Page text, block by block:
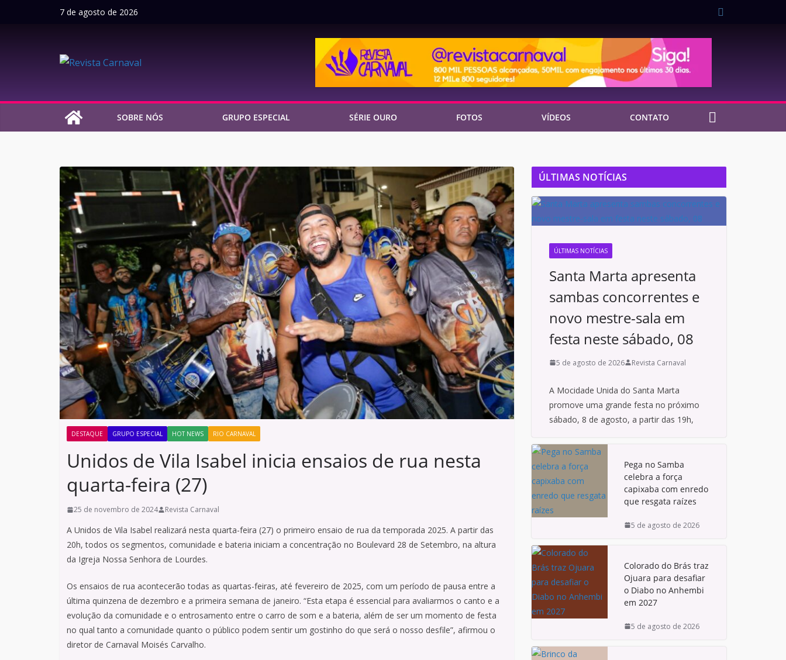
7 de agosto de 2026
SOBRE NÓS GRUPO ESPECIAL SÉRIE OURO FOTOS VÍDEOS CONTATO
DESTAQUE GRUPO ESPECIAL HOT NEWS RIO CARNAVAL
Unidos de Vila Isabel inicia ensaios de rua nesta
quarta-feira (27)
25 de novembro de 2024 Revista Carnaval
A Unidos de Vila Isabel realizará nesta quarta-feira (27) o primeiro ensaio de rua da temporada 2025. A partir das
20h, todos os segmentos, comunidade e bateria iniciam a concentração no Boulevard 28 de Setembro, na altura
da Igreja Nossa Senhora de Lourdes.
Os ensaios de rua acontecerão todas as quartas-feiras, até fevereiro de 2025, com um período de pausa entre a
última quinzena de dezembro e a primeira semana de janeiro. “Esta etapa é essencial para avaliarmos o canto e a
evolução da comunidade e o entrosamento entre o carro de som e a bateria, além de ser um momento de festa
no qual tanto a comunidade quanto o público podem sentir um gostinho do que será o nosso desfile”, afirmou o
diretor de Carnaval Moisés Carvalho.
ÚLTIMAS NOTÍCIAS
ÚLTIMAS NOTÍCIAS
Santa Marta apresenta
sambas concorrentes e
novo mestre-sala em
festa neste sábado, 08
5 de agosto de 2026 Revista Carnaval
A Mocidade Unida do Santa Marta
promove uma grande festa no próximo
sábado, 8 de agosto, a partir das 19h,
Pega no Samba
celebra a força
capixaba com enredo
que resgata raízes
5 de agosto de 2026
Colorado do Brás traz
Ojuara para desafiar
o Diabo no Anhembi
em 2027
5 de agosto de 2026